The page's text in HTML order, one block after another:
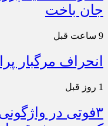
جان باخت
9 ساعت قبل
انحراف مرگبار
1 روز قبل